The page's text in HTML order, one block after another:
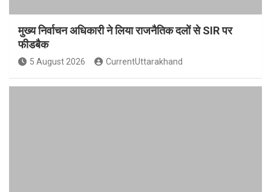
मुख्य निर्वाचन अधिकारी ने लिया राजनैतिक दलों से SIR पर
फीडबैक
5 August 2026 CurrentUttarakhand